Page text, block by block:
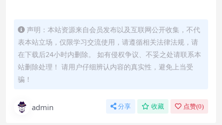
声明：本站资源来自会员发布以及互联网公开收集，不代
表本站立场，仅限学习交流使用，请遵循相关法律法规，请
在下载后24小时内删除。 如有侵权争议、不妥之处请联系本
站删除处理！ 请用户仔细辨认内容的真实性，避免上当受
骗！
admin 分享 收藏 点赞(0)